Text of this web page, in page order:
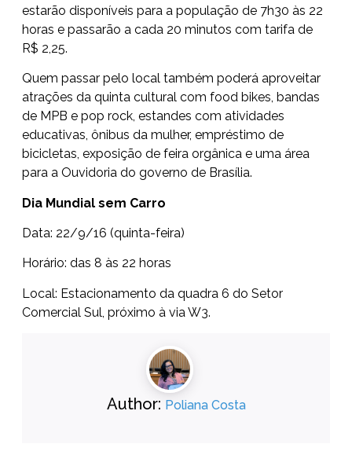
estarão disponíveis para a população de 7h30 às 22
horas e passarão a cada 20 minutos com tarifa de
R$ 2,25.
Quem passar pelo local também poderá aproveitar
atrações da quinta cultural com food bikes, bandas
de MPB e pop rock, estandes com atividades
educativas, ônibus da mulher, empréstimo de
bicicletas, exposição de feira orgânica e uma área
para a Ouvidoria do governo de Brasília.
Dia Mundial sem Carro
Data: 22/9/16 (quinta-feira)
Horário: das 8 às 22 horas
Local: Estacionamento da quadra 6 do Setor
Comercial Sul, próximo à via W3.
Author: Poliana Costa